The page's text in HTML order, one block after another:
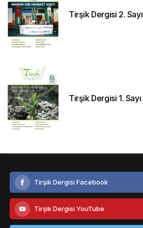
Tirşik Dergisi 2. Sayı
Tirşik Dergisi 1. Sayı
Tirşik Dergisi Facebook
Tirşik Dergisi YouTube